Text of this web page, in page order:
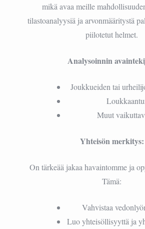
mikä avaa meille
tilastoanalyysiä ja arvonmääritystä
piilotetut helmet.
Analysoinnin
Joukkueiden tai
Muut
Yhteisön merkitys:
On tärkeää jakaa havaintomme ja
Tämä:
Vahvistaa
Luo yhteisöllisyyttä ja